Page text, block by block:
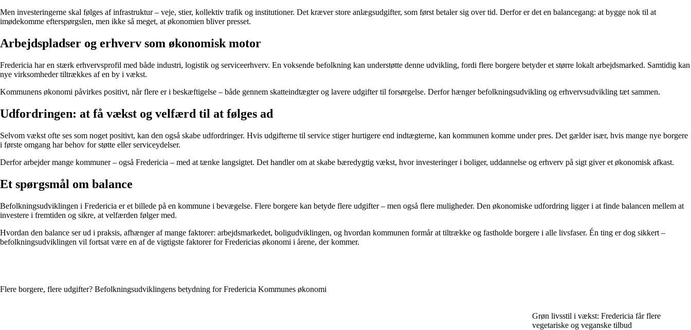
Men investeringerne skal følges af infrastruktur – veje, stier, kollektiv trafik og institutioner. Det kræver store anlægsudgifter, som først betaler sig over tid. Derfor er det en balancegang: at bygge nok til at
imødekomme efterspørgslen, men ikke så meget, at økonomien bliver presset.
Arbejdspladser og erhverv som økonomisk motor
Fredericia har en stærk erhvervsprofil med både industri, logistik og serviceerhverv. En voksende befolkning kan understøtte denne udvikling, fordi flere borgere betyder et større lokalt arbejdsmarked. Samtidig kan
nye virksomheder tiltrækkes af en by i vækst.
Kommunens økonomi påvirkes positivt, når flere er i beskæftigelse – både gennem skatteindtægter og lavere udgifter til forsørgelse. Derfor hænger befolkningsudvikling og erhvervsudvikling tæt sammen.
Udfordringen: at få vækst og velfærd til at følges ad
Selvom vækst ofte ses som noget positivt, kan den også skabe udfordringer. Hvis udgifterne til service stiger hurtigere end indtægterne, kan kommunen komme under pres. Det gælder især, hvis mange nye borgere
i første omgang har behov for støtte eller serviceydelser.
Derfor arbejder mange kommuner – også Fredericia – med at tænke langsigtet. Det handler om at skabe bæredygtig vækst, hvor investeringer i boliger, uddannelse og erhverv på sigt giver et økonomisk afkast.
Et spørgsmål om balance
Befolkningsudviklingen i Fredericia er et billede på en kommune i bevægelse. Flere borgere kan betyde flere udgifter – men også flere muligheder. Den økonomiske udfordring ligger i at finde balancen mellem at
investere i fremtiden og sikre, at velfærden følger med.
Hvordan den balance ser ud i praksis, afhænger af mange faktorer: arbejdsmarkedet, boligudviklingen, og hvordan kommunen formår at tiltrække og fastholde borgere i alle livsfaser. Én ting er dog sikkert –
befolkningsudviklingen vil fortsat være en af de vigtigste faktorer for Fredericias økonomi i årene, der kommer.
Flere borgere, flere udgifter? Befolkningsudviklingens betydning for Fredericia Kommunes økonomi
Grøn livsstil i vækst: Fredericia får flere
vegetariske og veganske tilbud